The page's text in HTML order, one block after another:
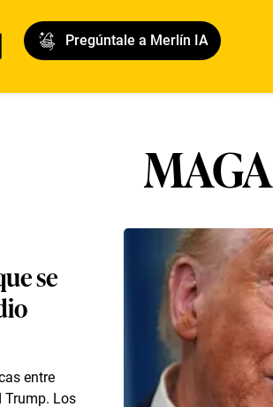
Pregúntale a Merlín IA
MAGA
se
entre
Trump. Los